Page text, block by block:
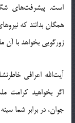
است. پیشرفت‌های
همگان بدانند که
زورگویی بخواهد با آن
آیت‌الله اعرافی
اگر بخواهید کرامت
جوان، در برابر شما